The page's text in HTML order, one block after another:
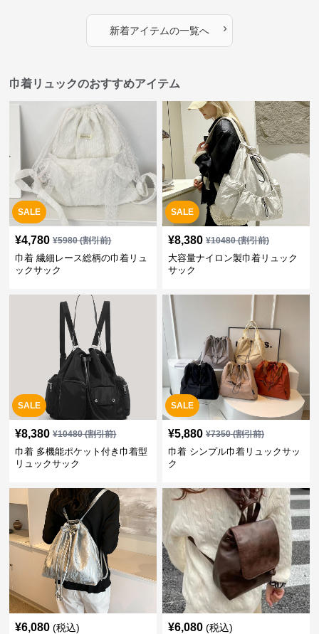
新着アイテムの一覧へ ›
巾着リュックのおすすめアイテム
SALE
¥4,780 ¥5980(割引前)
巾着 繊細レース総柄の巾着リュ
ックサック
SALE
¥8,380 ¥10480(割引前)
大容量ナイロン製巾着リュック
サック
SALE
¥8,380 ¥10480(割引前)
巾着 多機能ポケット付き巾着型
リュックサック
SALE
¥5,880 ¥7350(割引前)
巾着 シンプル巾着リュックサッ
ク
¥6,080 (税込) ¥6,080 (税込)